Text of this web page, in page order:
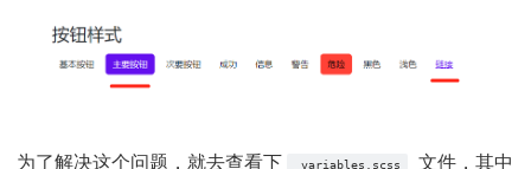
为了解决这个问题，就去查看下 _variables.scss
文件，其中